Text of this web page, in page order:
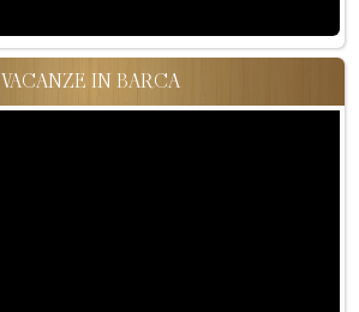
VACANZE IN BARCA